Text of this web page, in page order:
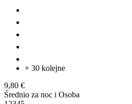
+ 30 kolejne
9,80 €
Średnio za noc i Osoba